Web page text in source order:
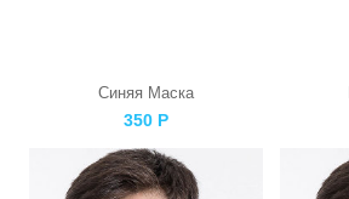
Синяя Маска
350 Р